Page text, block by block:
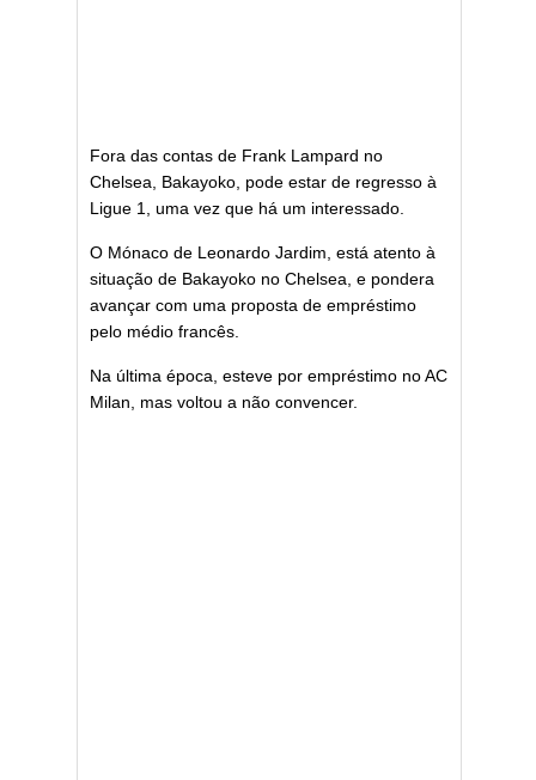
Fora das contas de Frank Lampard no
Chelsea, Bakayoko, pode estar de regresso à
Ligue 1, uma vez que há um interessado.
O Mónaco de Leonardo Jardim, está atento à
situação de Bakayoko no Chelsea, e pondera
avançar com uma proposta de empréstimo
pelo médio francês.
Na última época, esteve por empréstimo no AC
Milan, mas voltou a não convencer.